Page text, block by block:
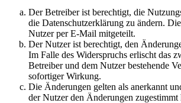
Der Betreiber ist berechtigt, die
die Datenschutzerklärung zu ändern.
Nutzer per E-Mail mitgeteilt.
Der Nutzer ist berechtigt, den
Im Falle des Widerspruchs erlischt das
Betreiber und dem Nutzer bestehende
sofortiger Wirkung.
Die Änderungen gelten als anerkannt
der Nutzer den Änderungen zugestimmt